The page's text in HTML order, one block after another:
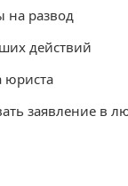
на развод
действий
юриста
заявление в